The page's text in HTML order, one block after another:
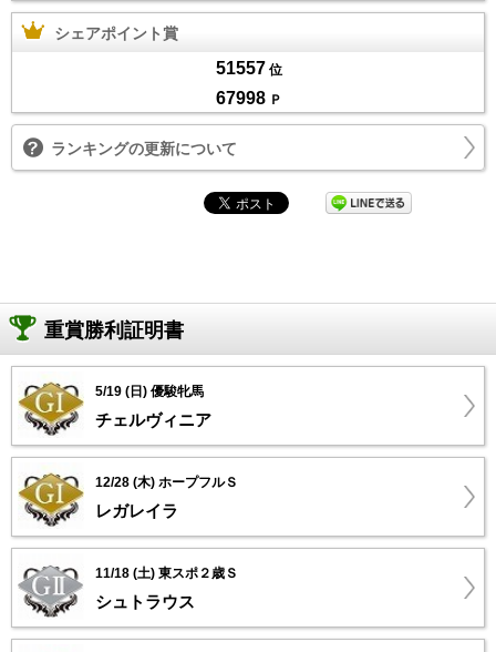
シェアポイント賞
51557 位
67998 Ｐ
ランキングの更新について
重賞勝利証明書
5/19 (日) 優駿牝馬
チェルヴィニア
12/28 (木) ホープフルＳ
レガレイラ
11/18 (土) 東スポ２歳Ｓ
シュトラウス